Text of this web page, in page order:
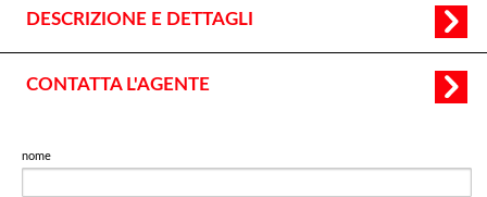
DESCRIZIONE E DETTAGLI
CONTATTA L'AGENTE
nome